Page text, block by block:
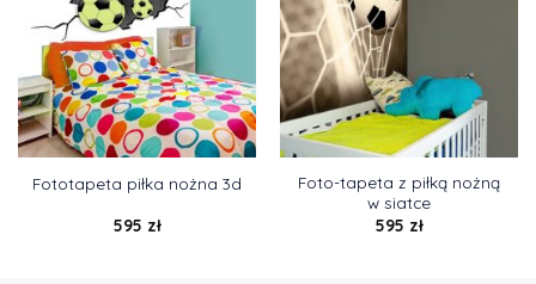
Fototapeta piłka nożna 3d
595 zł
Foto-tapeta z piłką nożną
w siatce
595 zł